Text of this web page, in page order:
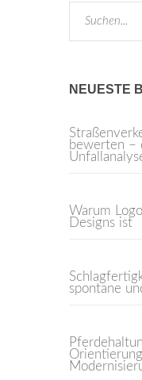
NEUESTE
bewerten –
Warum
Designs ist
spontane